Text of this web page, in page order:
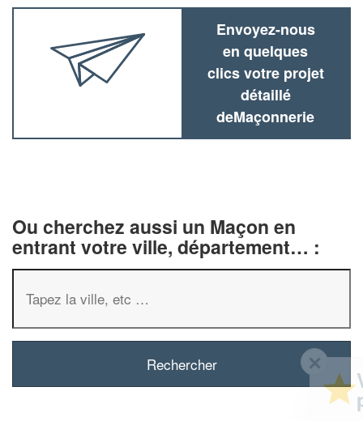
Envoyez-nous
en quelques
clics votre projet
détaillé
deMaçonnerie
Ou cherchez aussi un Maçon en
entrant votre ville, département… :
Vous êtes un